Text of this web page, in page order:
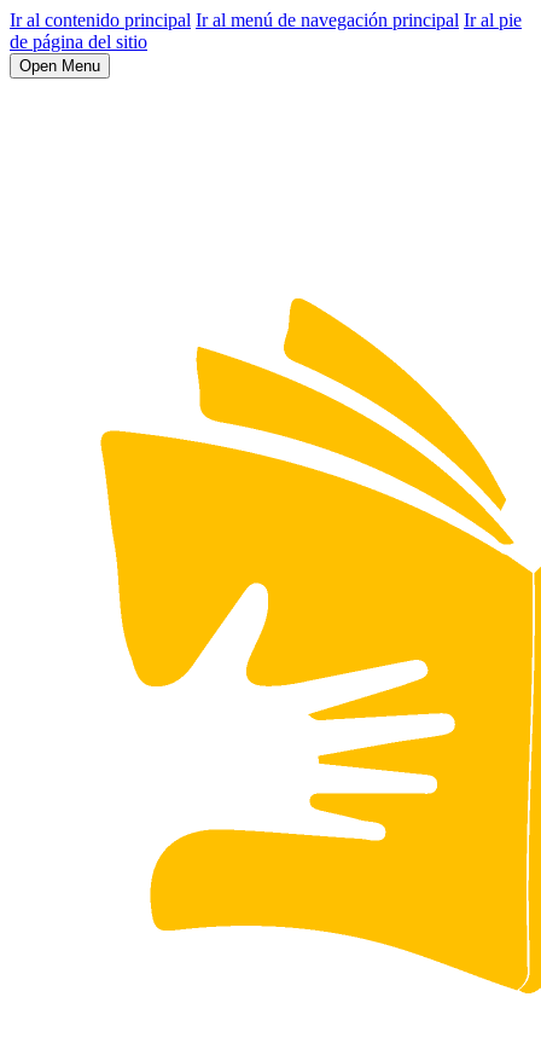
Ir al contenido principal Ir al menú de navegación principal Ir al pie
de página del sitio
Open Menu